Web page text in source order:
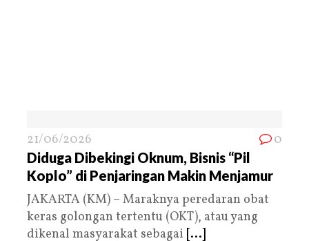
21/06/2026 0
Diduga Dibekingi Oknum, Bisnis “Pil
Koplo” di Penjaringan Makin Menjamur
JAKARTA (KM) – Maraknya peredaran obat
keras golongan tertentu (OKT), atau yang
dikenal masyarakat sebagai [...]